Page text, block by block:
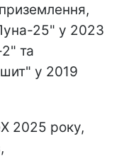
25" у 2023
та
у 2019
2025 року,